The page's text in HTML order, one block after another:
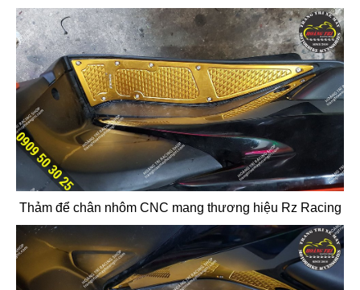
Thảm để chân nhôm CNC mang thương hiệu Rz Racing